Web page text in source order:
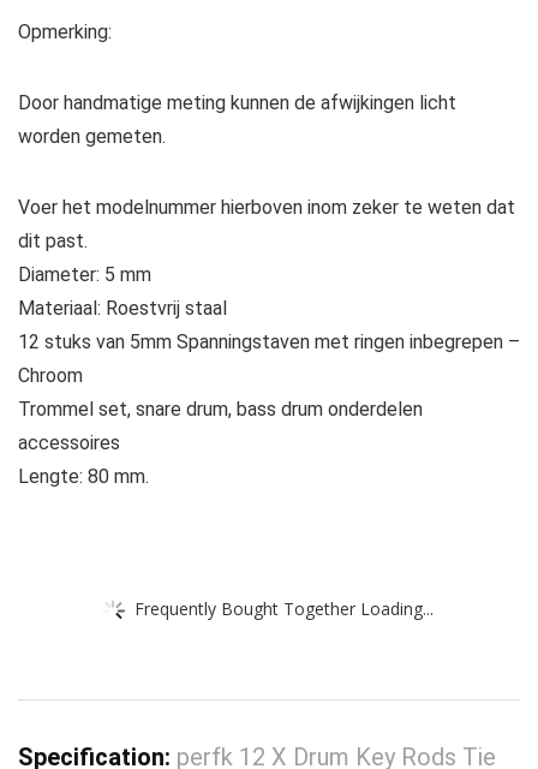
Opmerking:
Door handmatige meting kunnen de afwijkingen licht
worden gemeten.
Voer het modelnummer hierboven inom zeker te weten dat
dit past.
Diameter: 5 mm
Materiaal: Roestvrij staal
12 stuks van 5mm Spanningstaven met ringen inbegrepen –
Chroom
Trommel set, snare drum, bass drum onderdelen
accessoires
Lengte: 80 mm.
Frequently Bought Together Loading...
Specification: perfk 12 X Drum Key Rods Tie